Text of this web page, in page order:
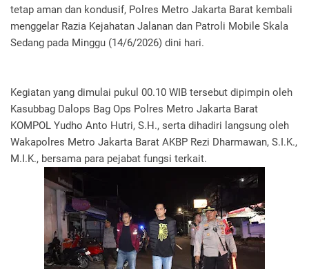
tetap aman dan kondusif, Polres Metro Jakarta Barat kembali
menggelar Razia Kejahatan Jalanan dan Patroli Mobile Skala
Sedang pada Minggu (14/6/2026) dini hari.
Kegiatan yang dimulai pukul 00.10 WIB tersebut dipimpin oleh
Kasubbag Dalops Bag Ops Polres Metro Jakarta Barat
KOMPOL Yudho Anto Hutri, S.H., serta dihadiri langsung oleh
Wakapolres Metro Jakarta Barat AKBP Rezi Dharmawan, S.I.K.,
M.I.K., bersama para pejabat fungsi terkait.